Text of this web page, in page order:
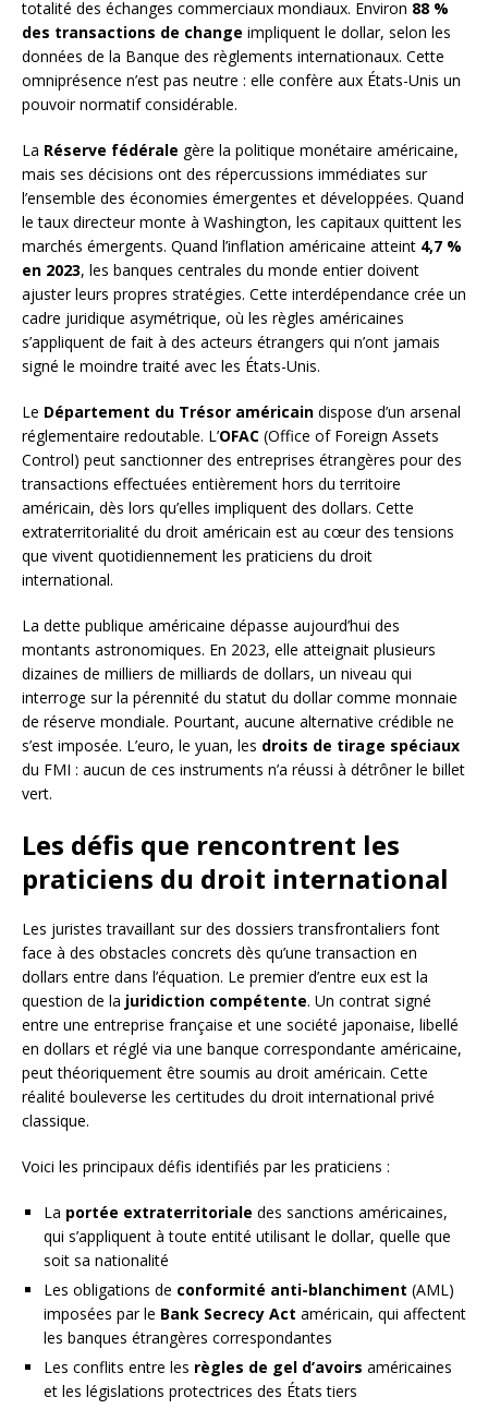
totalité des échanges commerciaux mondiaux. Environ 88 %
des transactions de change impliquent le dollar, selon les
données de la Banque des règlements internationaux. Cette
omniprésence n’est pas neutre : elle confère aux États-Unis un
pouvoir normatif considérable.
La Réserve fédérale gère la politique monétaire américaine,
mais ses décisions ont des répercussions immédiates sur
l’ensemble des économies émergentes et développées. Quand
le taux directeur monte à Washington, les capitaux quittent les
marchés émergents. Quand l’inflation américaine atteint 4,7 %
en 2023, les banques centrales du monde entier doivent
ajuster leurs propres stratégies. Cette interdépendance crée un
cadre juridique asymétrique, où les règles américaines
s’appliquent de fait à des acteurs étrangers qui n’ont jamais
signé le moindre traité avec les États-Unis.
Le Département du Trésor américain dispose d’un arsenal
réglementaire redoutable. L’OFAC (Office of Foreign Assets
Control) peut sanctionner des entreprises étrangères pour des
transactions effectuées entièrement hors du territoire
américain, dès lors qu’elles impliquent des dollars. Cette
extraterritorialité du droit américain est au cœur des tensions
que vivent quotidiennement les praticiens du droit
international.
La dette publique américaine dépasse aujourd’hui des
montants astronomiques. En 2023, elle atteignait plusieurs
dizaines de milliers de milliards de dollars, un niveau qui
interroge sur la pérennité du statut du dollar comme monnaie
de réserve mondiale. Pourtant, aucune alternative crédible ne
s’est imposée. L’euro, le yuan, les droits de tirage spéciaux
du FMI : aucun de ces instruments n’a réussi à détrôner le billet
vert.
Les défis que rencontrent les
praticiens du droit international
Les juristes travaillant sur des dossiers transfrontaliers font
face à des obstacles concrets dès qu’une transaction en
dollars entre dans l’équation. Le premier d’entre eux est la
question de la juridiction compétente. Un contrat signé
entre une entreprise française et une société japonaise, libellé
en dollars et réglé via une banque correspondante américaine,
peut théoriquement être soumis au droit américain. Cette
réalité bouleverse les certitudes du droit international privé
classique.
Voici les principaux défis identifiés par les praticiens :
La portée extraterritoriale des sanctions américaines,
qui s’appliquent à toute entité utilisant le dollar, quelle que
soit sa nationalité
Les obligations de conformité anti-blanchiment (AML)
imposées par le Bank Secrecy Act américain, qui affectent
les banques étrangères correspondantes
Les conflits entre les règles de gel d’avoirs américaines
et les législations protectrices des États tiers